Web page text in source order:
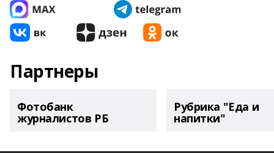
Партнеры
Фотобанк
журналистов РБ
Рубрика "Еда и
напитки"